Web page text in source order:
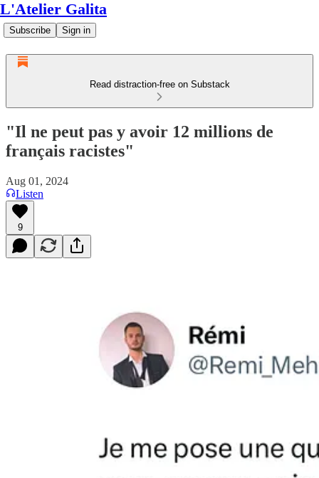
L'Atelier Galita
Subscribe Sign in
Read distraction-free on Substack
"Il ne peut pas y avoir 12 millions de
français racistes"
Aug 01, 2024
Listen
9